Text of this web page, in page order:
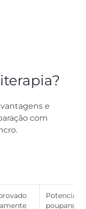
e
com
Potencial
poupança